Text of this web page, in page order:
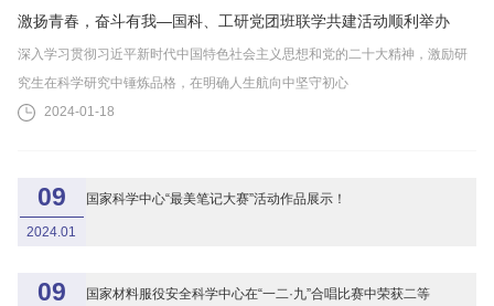
激扬青春，奋斗有我—国科、工研党团班联学共建活动顺利举办
深入学习贯彻习近平新时代中国特色社会主义思想和党的二十大精神，激励研
究生在科学研究中锤炼品格，在明确人生航向中坚守初心
2024-01-18
09
2024.01
国家科学中心“最美笔记大赛”活动作品展示！
09
国家材料服役安全科学中心在“一二·九”合唱比赛中荣获二等